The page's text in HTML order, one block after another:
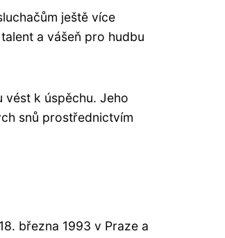
ještě více
a vášeň pro hudbu
vést k úspěchu. Jeho
snů prostřednictvím
března 1993 v Praze a